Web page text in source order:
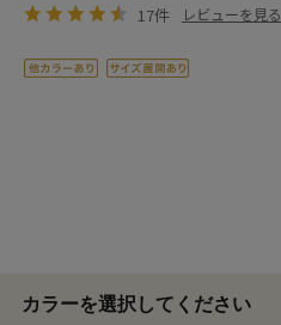
17件 レビューを見る
カラーを選択してください